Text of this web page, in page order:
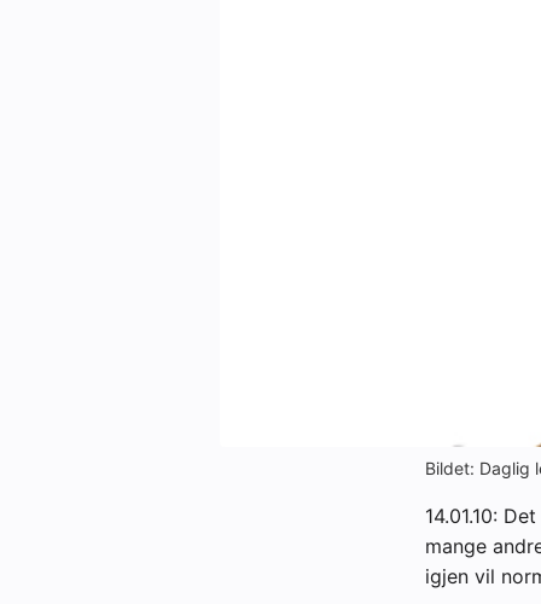
Bildet: Daglig
14.01.10:
mange
igjen vil